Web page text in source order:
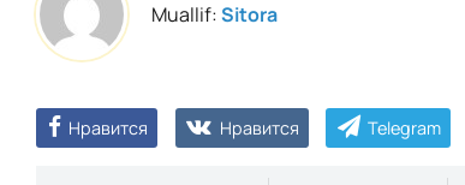
Muallif:Sitora
Нравится Нравится Telegram